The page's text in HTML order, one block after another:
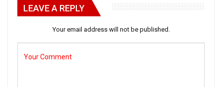
LEAVE A REPLY
Your email address will not be published.